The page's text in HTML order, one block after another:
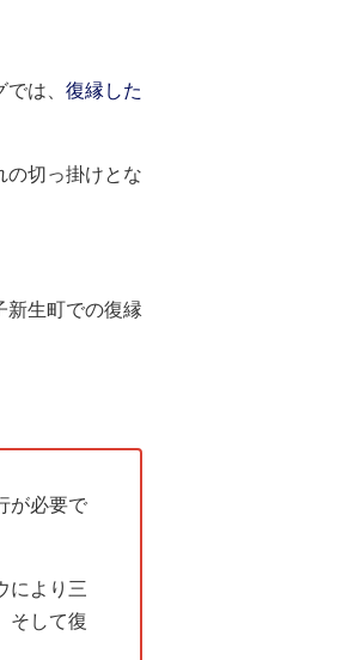
は、 復縁した
の切っ掛けとな
新生町での復縁
が必要で
により三
そして復